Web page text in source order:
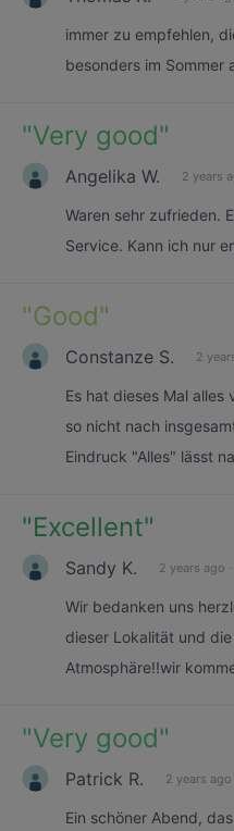
immer zu empfehlen,
besonders im Sommer
"Very good"
Angelika W. 2 years
Waren sehr zufrieden.
Service. Kann ich nur
"Good"
Constanze S. 2
Es hat dieses Mal
so nicht nach
Eindruck "Alles" lässt
"Excellent"
Sandy K. 2 years ago ·
Wir bedanken uns
dieser Lokalität und
Atmosphäre!!wir
"Very good"
Patrick R. 2 years ago
Ein schöner Abend,